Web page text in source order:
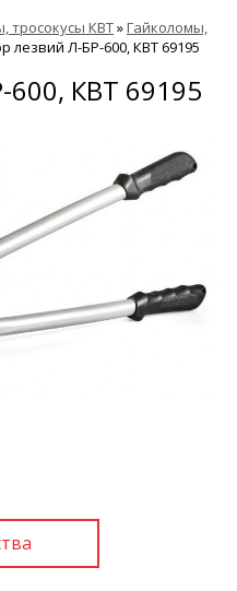
тросокусы КВТ»Гайколомы,
лезвий Л-БР-600, КВТ 69195
600, КВТ 69195